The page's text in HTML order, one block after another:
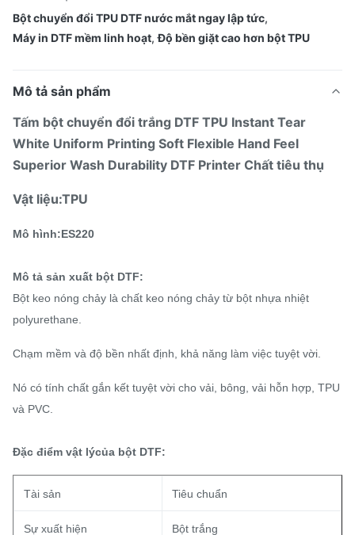
Bột chuyển đổi TPU DTF nước mắt ngay lập tức,
Máy in DTF mềm linh hoạt,Độ bền giặt cao hơn bột TPU
Mô tả sản phẩm
Tấm bột chuyển đổi trắng DTF TPU Instant Tear
White Uniform Printing Soft Flexible Hand Feel
Superior Wash Durability DTF Printer Chất tiêu thụ
Vật liệu:TPU
Mô hình:ES220
Mô tả sản xuất bột DTF:
Bột keo nóng chảy là chất keo nóng chảy từ bột nhựa nhiệt
polyurethane.
Chạm mềm và độ bền nhất định, khả năng làm việc tuyệt vời.
Nó có tính chất gắn kết tuyệt vời cho vải, bông, vải hỗn hợp, TPU
và PVC.
Đặc điểm vật lýcủa bột DTF:
Tài sản Tiêu chuẩn
Sự xuất hiện Bột trắng